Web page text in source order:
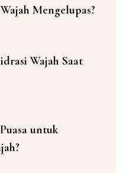
Mengelupas?
Wajah Saat
untuk